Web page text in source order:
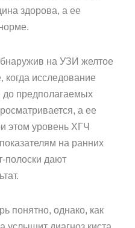
здорова, а ее
на УЗИ желтое
когда исследование
до предполагаемых
а ее
этом уровень ХГЧ
на ранних
полоски дают
понятно, однако, как